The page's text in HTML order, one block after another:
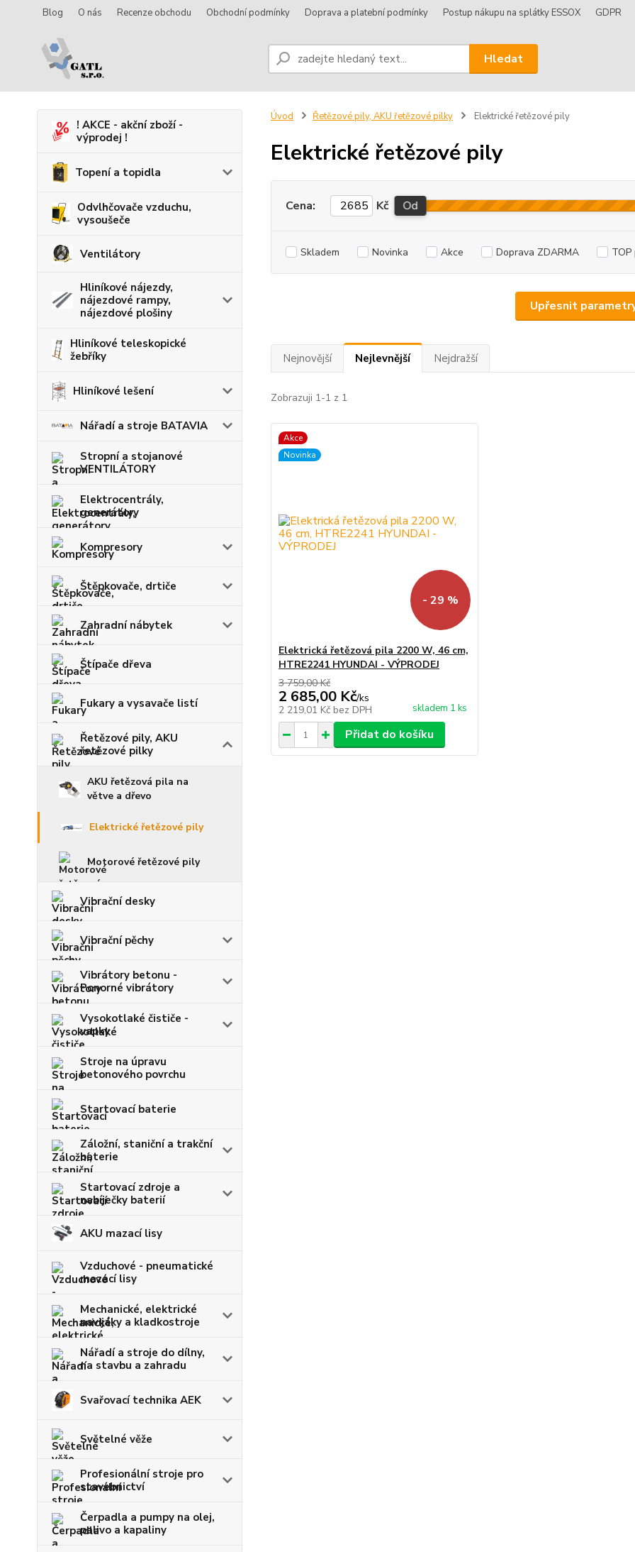
Blog O nás Recenze obchodu Obchodní podmínky Doprava a platební podmínky Postup nákupu na splátky ESSOX GDPR
Hledat
! AKCE - akční zboží -
výprodej !
Topení a topidla
Odvlhčovače vzduchu,
vysoušeče
Ventilátory
Hliníkové nájezdy,
nájezdové rampy,
nájezdové plošiny
Hliníkové teleskopické
žebříky
Hliníkové lešení
Nářadí a stroje BATAVIA
Stropní a stojanové
VENTILÁTORY
Elektrocentrály,
generátory
Kompresory
Štěpkovače, drtiče
Zahradní nábytek
Štípače dřeva
Fukary a vysavače listí
Řetězové pily, AKU
řetězové pilky
AKU řetězová pila na
větve a dřevo
Elektrické řetězové pily
Motorové řetězové pily
Vibrační desky
Vibrační pěchy
Vibrátory betonu -
Ponorné vibrátory
Vysokotlaké čističe -
vapky
Stroje na úpravu
betonového povrchu
Startovací baterie
Záložní, staniční a trakční
baterie
Startovací zdroje a
nabíječky baterií
AKU mazací lisy
Vzduchové - pneumatické
mazací lisy
Mechanické, elektrické
navijáky a kladkostroje
Nářadí a stroje do dílny,
na stavbu a zahradu
Svařovací technika AEK
Světelné věže
Profesionální stroje pro
stavebnictví
Čerpadla a pumpy na olej,
palivo a kapaliny
Úvod Řetězové pily, AKU řetězové pilky Elektrické řetězové pily
Elektrické řetězové pily
Upřesnit
Cena: Kč Od
Skladem Novinka Akce Doprava ZDARMA
Nejnovější Nejlevnější Nejdražší
Zobrazuji 1-1 z 1
Akce
Novinka
- 29 %
Elektrická řetězová pila 2200 W, 46 cm,
HTRE2241 HYUNDAI - VÝPRODEJ
3 759,00 Kč
2 685,00 Kč/ks
2 219,01 Kč bez DPH skladem 1 ks
Přidat do košíku